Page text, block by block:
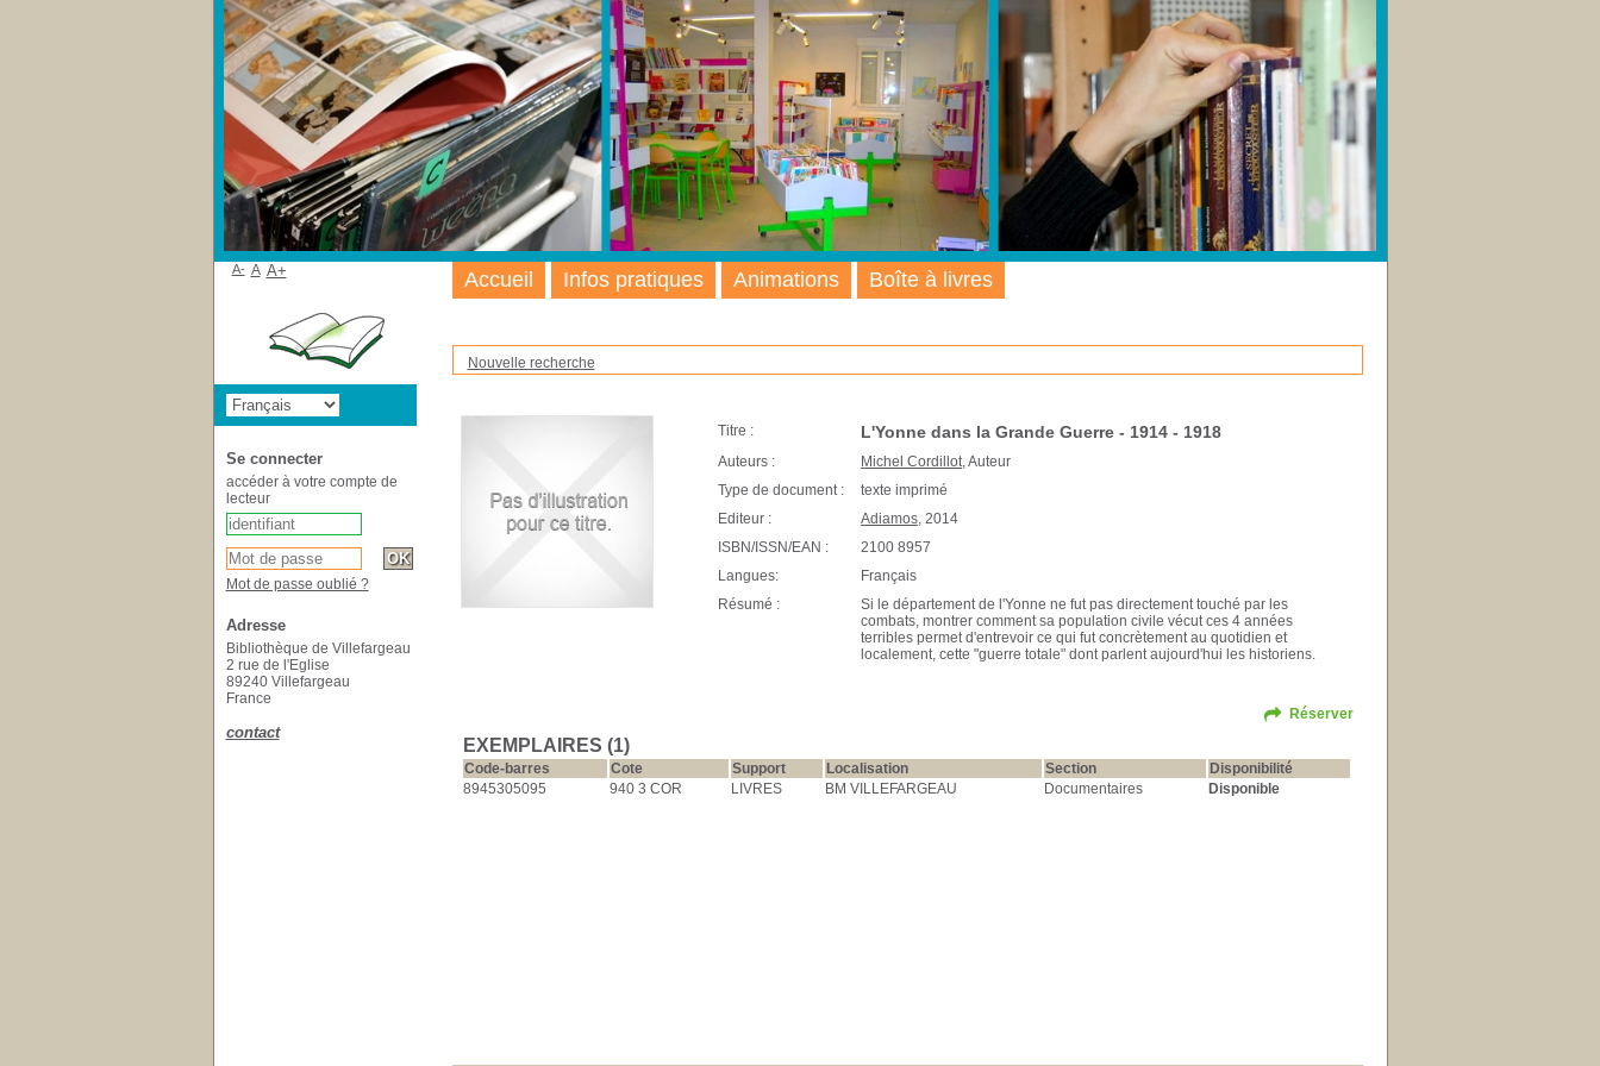
Nouvelle recherche
Titre : L'Yonne dans la Grande Guerre - 1914 - 1918
Auteurs : Michel Cordillot, Auteur
Type de document :
texte imprimé
Editeur :
Adiamos, 2014
ISBN/ISSN/EAN :
2100 8957
Langues:
Français
Résumé :
Si le département de l'Yonne ne fut pas directement touché par les
combats, montrer comment sa population civile vécut ces 4 années
terribles permet d'entrevoir ce qui fut concrètement au quotidien et
localement, cette "guerre totale" dont parlent aujourd'hui les historiens.
Réserver
EXEMPLAIRES (1)
Code-barres Cote Support Localisation Section
Disponibilité
8945305095
940 3 COR LIVRES BM VILLEFARGEAU Documentaires Disponible
Accueil Infos pratiques Animations Boîte à livres
A- A A+
Se connecter
accéder à votre compte de
lecteur
Mot de passe oublié ?
Adresse
Bibliothèque de Villefargeau
2 rue de l'Eglise
89240 Villefargeau
France
contact